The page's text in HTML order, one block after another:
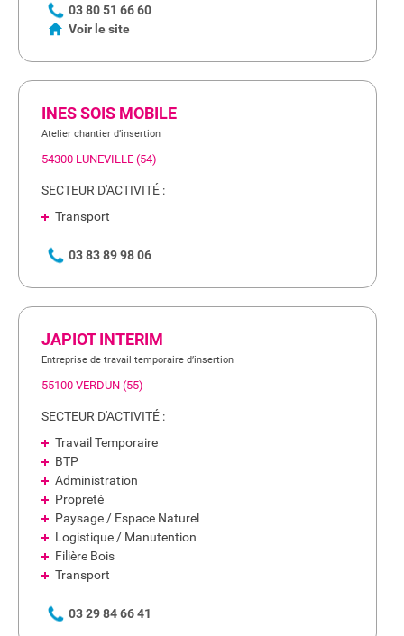
03 80 51 66 60
Voir le site
INES SOIS MOBILE
Atelier chantier d’insertion
54300 LUNEVILLE (54)
SECTEUR D'ACTIVITÉ :
Transport
03 83 89 98 06
JAPIOT INTERIM
Entreprise de travail temporaire d’insertion
55100 VERDUN (55)
SECTEUR D'ACTIVITÉ :
Travail Temporaire
BTP
Administration
Propreté
Paysage / Espace Naturel
Logistique / Manutention
Filière Bois
Transport
03 29 84 66 41